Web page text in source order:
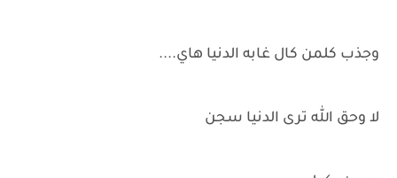
وجذب كلمن كال غابه الدنيا هاي....
لا وحق الله ترى الدنيا سجن